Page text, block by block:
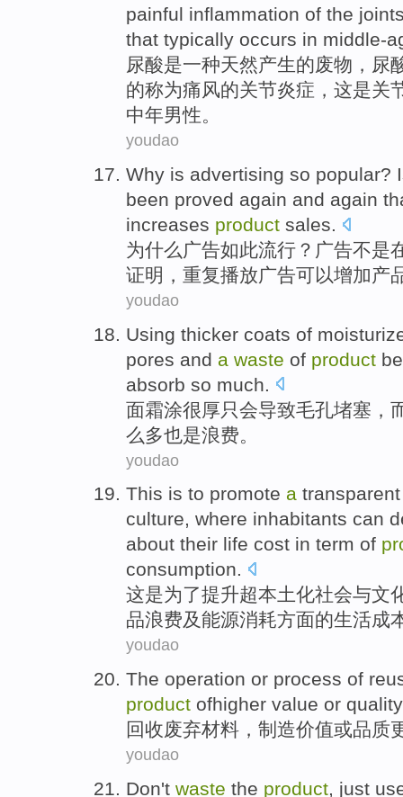
painful inflammation of the
that typically occurs in middle-
尿酸是一种天然产生的废物 ，尿
的称为痛风的关节炎症，这是关
中年男性。
youdao
Why is advertising so popular?
been proved again and again
increases product sales.
为什么广告如此流行 ？广告不是
证明 ， 重复播放广告可以增加产
youdao
Using thicker coats of
pores and a waste of product
absorb so much
面霜涂很厚 只会导致毛孔堵塞 ，
么多也是浪费。
youdao
This is to promote a
culture, where inhabitants can
about their life cost in term of
consumption.
这是为了提升超本土化社会与文
品浪费及能源消耗方面的生活成
youdao
The operation or process of
product ofhigher value or quality
回收废弃材料 ， 制造价值或品质
youdao
Don't waste the product, just